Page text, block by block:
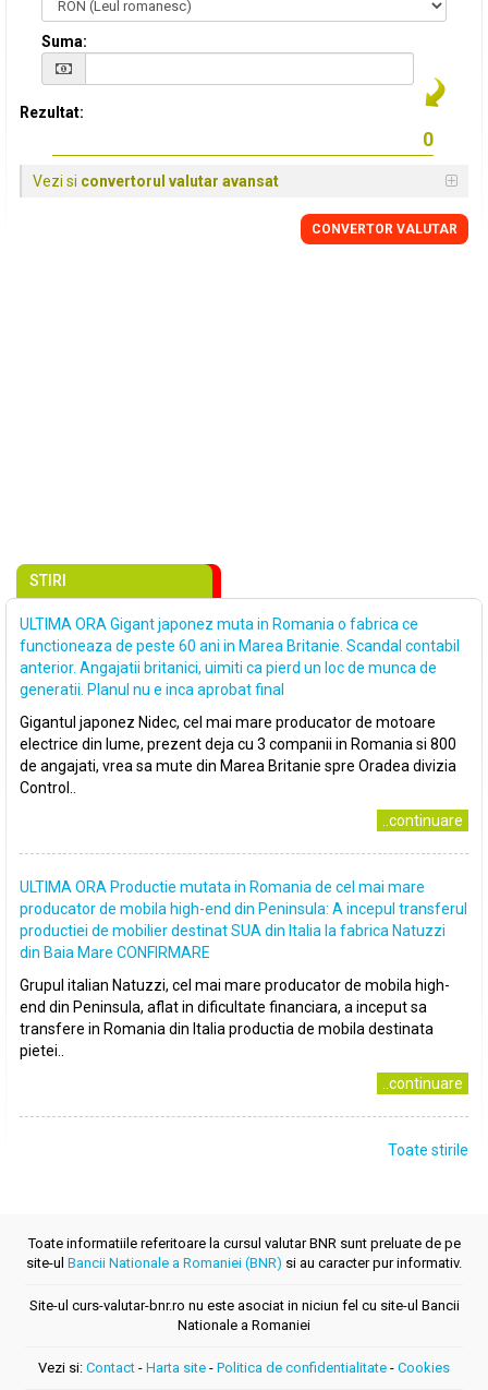
Suma:
Rezultat:
Vezi si convertorul valutar avansat
CONVERTOR VALUTAR
STIRI
ULTIMA ORA Gigant japonez muta in Romania o fabrica ce
functioneaza de peste 60 ani in Marea Britanie. Scandal contabil
anterior. Angajatii britanici, uimiti ca pierd un loc de munca de
generatii. Planul nu e inca aprobat final
Gigantul japonez Nidec, cel mai mare producator de motoare
electrice din lume, prezent deja cu 3 companii in Romania si 800
de angajati, vrea sa mute din Marea Britanie spre Oradea divizia
Control..
..continuare
ULTIMA ORA Productie mutata in Romania de cel mai mare
producator de mobila high-end din Peninsula: A incepul transferul
productiei de mobilier destinat SUA din Italia la fabrica Natuzzi
din Baia Mare CONFIRMARE
Grupul italian Natuzzi, cel mai mare producator de mobila high-
end din Peninsula, aflat in dificultate financiara, a inceput sa
transfere in Romania din Italia productia de mobila destinata
pietei..
..continuare
Toate stirile
Toate informatiile referitoare la cursul valutar BNR sunt preluate de pe
site-ul Bancii Nationale a Romaniei (BNR) si au caracter pur informativ.
Site-ul curs-valutar-bnr.ro nu este asociat in niciun fel cu site-ul Bancii
Nationale a Romaniei
Vezi si: Contact - Harta site - Politica de confidentialitate - Cookies